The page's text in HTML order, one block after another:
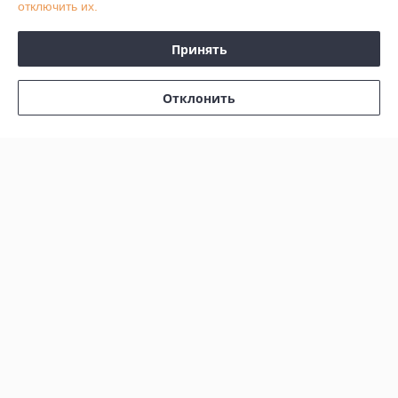
График работы
Политика обработки cookies
отключить их.
Принять
Отклонить